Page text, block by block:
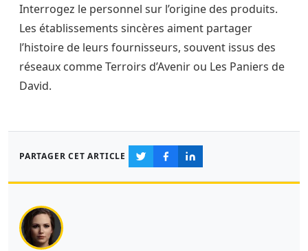
Interrogez le personnel sur l’origine des produits.
Les établissements sincères aiment partager
l’histoire de leurs fournisseurs, souvent issus des
réseaux comme Terroirs d’Avenir ou Les Paniers de
David.
PARTAGER CET ARTICLE